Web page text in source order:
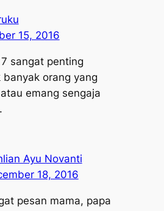
15, 2016
sangat penting
orang yang
emang sengaja
Ayu Novanti
18, 2016
pesan mama, papa